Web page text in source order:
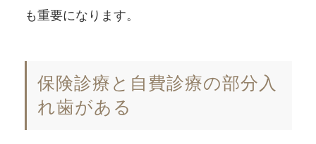
も重要になります。
保険診療と自費診療の部分入
れ歯がある